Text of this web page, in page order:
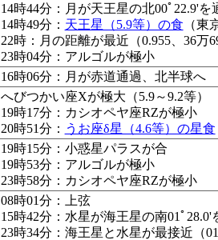
14時44分：月が天王星の北00ﾟ22.9'を
14時49分： 天王星（5.9等）の食 （東
22時：月の距離が最近（0.955、36万
23時04分：アルゴルが極小
16時06分：月が赤道通過、北半球へ
へびつかい座Xが極大（5.9～9.2等）
19時17分：カシオペヤ座RZが極小
20時51分： うお座δ星（4.6等）の星食
19時15分：小惑星パラスが合
19時53分：アルゴルが極小
23時58分：カシオペヤ座RZが極小
08時01分：上弦
15時42分：水星が海王星の南01ﾟ28.0'
23時34分：海王星と水星が最接近（